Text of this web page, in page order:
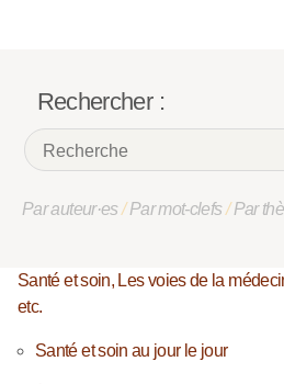
Rechercher :
Par auteur·es/Par mot-clefs/Par
Santé et soin, Les voies de la
etc.
Santé et soin au jour le jour